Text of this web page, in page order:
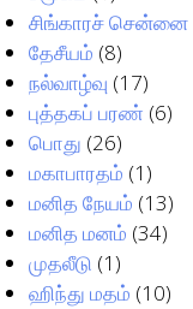
சிங்காரச் சென்னை
தேசீயம் (8)
நல்வாழ்வு (17)
புத்தகப் பரண் (6)
பொது (26)
மகாபாரதம் (1)
மனித நேயம் (13)
மனித மனம் (34)
முதலீடு (1)
ஹிந்து மதம் (10)